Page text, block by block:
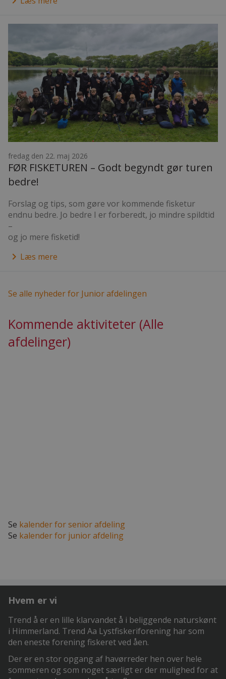
fredag den 22. maj 2026
FØR FISKETUREN – Godt begyndt gør turen
bedre!
Forslag og tips, som gøre vor kommende fisketur
endnu bedre. Jo bedre I er forberedt, jo mindre spildtid
–
og jo mere fisketid!
keyboard_arrow_right Læs mere
Se alle nyheder for Junior afdelingen
Kommende aktiviteter (Alle
afdelinger)
Se kalender for senior afdeling
Se kalender for junior afdeling
Hvem er vi
Trend å er en lille klarvandet å i beliggende naturskønt
i Himmerland. Trend Aa Lystfiskeriforening har som
den eneste forening fiskeret ved åen.
Der er en stor opgang af havørreder hen over hele
sommeren og som noget særligt er der mulighed for at